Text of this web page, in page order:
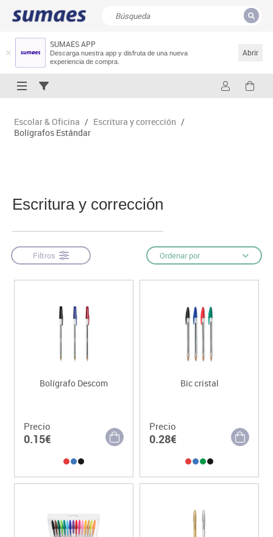
SUMAES APP
Descarga nuestra app y disfruta de una nueva
experiencia de compra.
Abrir
Resultados de la búsqueda
Escolar & Oficina / Escritura y corrección /
Bolígrafos Estándar
Escritura y corrección
Filtros Ordenar por
Bolígrafo Descom
Precio
0.15€
Bic cristal
Precio
0.28€